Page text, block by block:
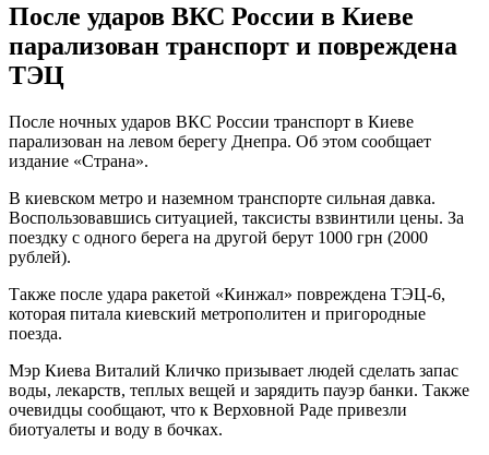
После ударов ВКС России в Киеве
парализован транспорт и повреждена
ТЭЦ
После ночных ударов ВКС России транспорт в Киеве
парализован на левом берегу Днепра. Об этом сообщает
издание «Страна».
В киевском метро и наземном транспорте сильная давка.
Воспользовавшись ситуацией, таксисты взвинтили цены. За
поездку с одного берега на другой берут 1000 грн (2000
рублей).
Также после удара ракетой «Кинжал» повреждена ТЭЦ-6,
которая питала киевский метрополитен и пригородные
поезда.
Мэр Киева Виталий Кличко призывает людей сделать запас
воды, лекарств, теплых вещей и зарядить пауэр банки. Также
очевидцы сообщают, что к Верховной Раде привезли
биотуалеты и воду в бочках.